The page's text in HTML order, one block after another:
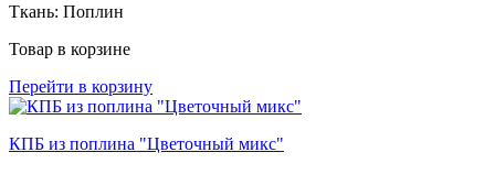
Ткань: Поплин
Товар в корзине
Перейти в корзину
КПБ из поплина "Цветочный микс"